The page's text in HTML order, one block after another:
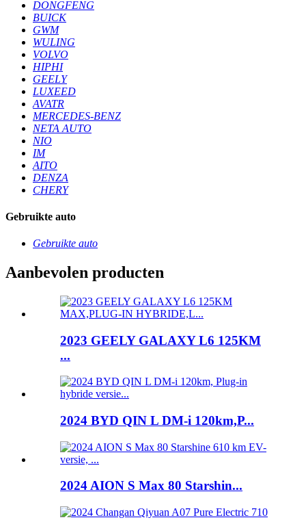
DONGFENG
BUICK
GWM
WULING
VOLVO
HIPHI
GEELY
LUXEED
AVATR
MERCEDES-BENZ
NETA AUTO
NIO
IM
AITO
DENZA
CHERY
Gebruikte auto
Gebruikte auto
Aanbevolen producten
2023 GEELY GALAXY L6 125KM
...
2024 BYD QIN L DM-i 120km,P...
2024 AION S Max 80 Starshin...